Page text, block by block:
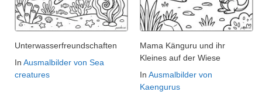
Unterwasserfreundschaften
In Ausmalbilder von Sea
creatures
Mama Känguru und ihr
Kleines auf der Wiese
In Ausmalbilder von
Kaengurus